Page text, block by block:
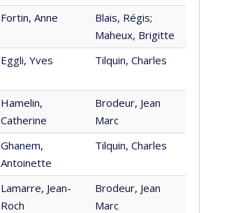
Fortin, Anne
Blais, Régis;
Maheux, Brigitte
Eggli, Yves Tilquin, Charles
Hamelin,
Catherine
Brodeur, Jean
Marc
Ghanem,
Antoinette
Tilquin, Charles
Lamarre, Jean-
Roch
Brodeur, Jean
Marc